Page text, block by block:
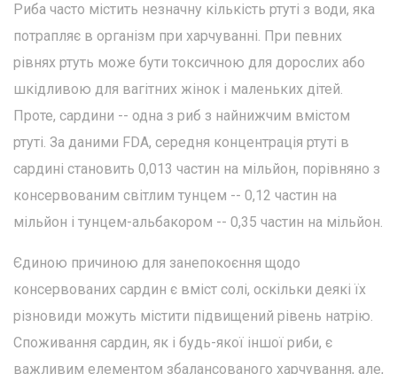
Риба часто містить незначну кількість ртуті з води, яка
потрапляє в організм при харчуванні. При певних
рівнях ртуть може бути токсичною для дорослих або
шкідливою для вагітних жінок і маленьких дітей.
Проте, сардини -- одна з риб з найнижчим вмістом
ртуті. За даними FDA, середня концентрація ртуті в
сардині становить 0,013 частин на мільйон, порівняно з
консервованим світлим тунцем -- 0,12 частин на
мільйон і тунцем-альбакором -- 0,35 частин на мільйон.
Єдиною причиною для занепокоєння щодо
консервованих сардин є вміст солі, оскільки деякі їх
різновиди можуть містити підвищений рівень натрію.
Споживання сардин, як і будь-якої іншої риби, є
важливим елементом збалансованого харчування, але,